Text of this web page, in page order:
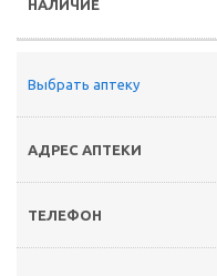
Выбрать аптеку